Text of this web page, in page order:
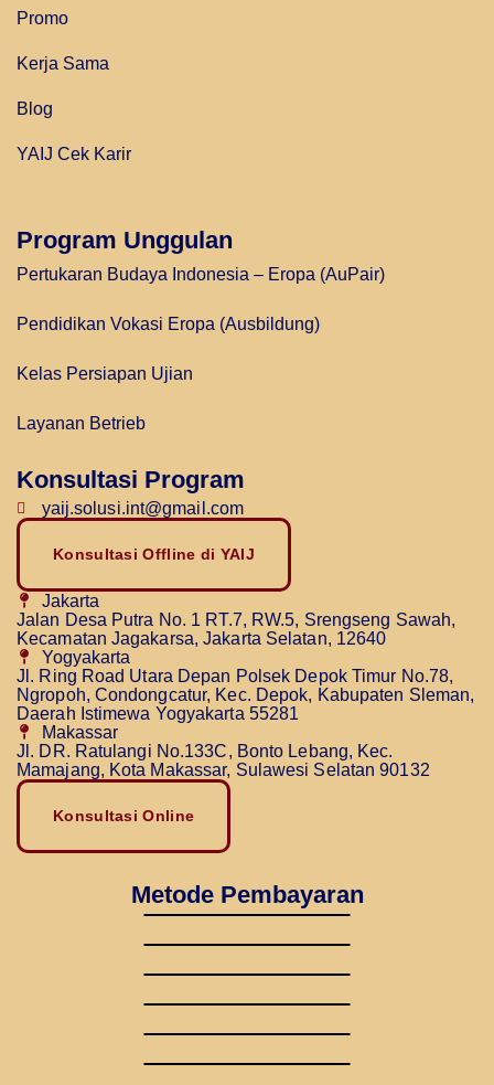
Promo
Kerja Sama
Blog
YAIJ Cek Karir
Program Unggulan
Pertukaran Budaya Indonesia – Eropa (AuPair)
Pendidikan Vokasi Eropa (Ausbildung)
Kelas Persiapan Ujian
Layanan Betrieb
Konsultasi Program
yaij.solusi.int@gmail.com
Konsultasi Offline di YAIJ
Jakarta
Jalan Desa Putra No. 1 RT.7, RW.5, Srengseng Sawah,
Kecamatan Jagakarsa, Jakarta Selatan, 12640
Yogyakarta
Jl. Ring Road Utara Depan Polsek Depok Timur No.78,
Ngropoh, Condongcatur, Kec. Depok, Kabupaten Sleman,
Daerah Istimewa Yogyakarta 55281
Makassar
Jl. DR. Ratulangi No.133C, Bonto Lebang, Kec.
Mamajang, Kota Makassar, Sulawesi Selatan 90132
Konsultasi Online
Metode Pembayaran